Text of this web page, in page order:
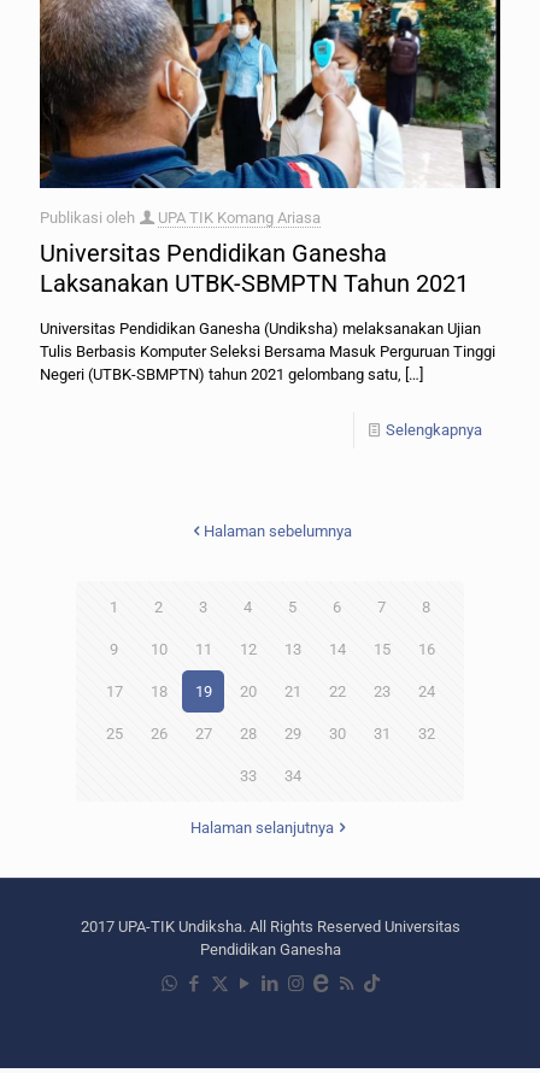
Publikasi oleh UPA TIK Komang Ariasa
Universitas Pendidikan Ganesha
Laksanakan UTBK-SBMPTN Tahun 2021
Universitas Pendidikan Ganesha (Undiksha) melaksanakan Ujian
Tulis Berbasis Komputer Seleksi Bersama Masuk Perguruan Tinggi
Negeri (UTBK-SBMPTN) tahun 2021 gelombang satu,
[…]
Selengkapnya
Halaman sebelumnya
1 2 3 4 5 6 7 8
9 10 11 12 13 14 15 16
17 18 19 20 21 22 23 24
25 26 27 28 29 30 31 32
33 34
Halaman selanjutnya
2017 UPA-TIK Undiksha. All Rights Reserved Universitas
Pendidikan Ganesha